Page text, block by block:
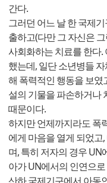
간다.
그러던 어느 날 한 국제
출하고(다만 그 자신은
사회화하는 치료를 한다
했는데, 일단 소년병들
해 폭력적인 행동을 보였
설의 기물을 파손하거나
때문이다.
하지만 언제까지라도 폭
에게 마음을 열게 되었
며, 특히 저자의 경우 UN
아가 UN에서의 인연으